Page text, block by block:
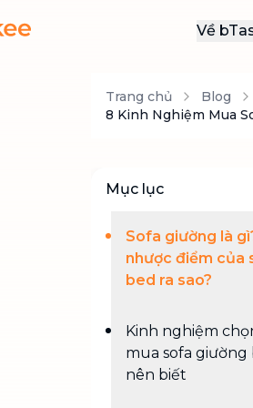
Về
Trang chủ Blog
8 Kinh Nghiệm Mua
Mục lục
Sofa giường là
nhược điểm của
bed ra sao?
Kinh nghiệm
mua sofa giường
nên biết